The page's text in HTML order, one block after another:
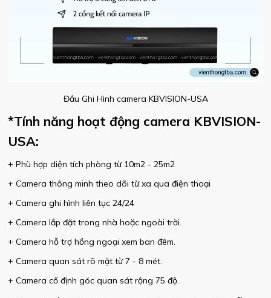
Đầu Ghi Hình camera KBVISION-USA
*Tính năng hoạt động camera KBVISION-
USA:
+ Phù hợp diện tích phòng từ 10m2 - 25m2
+ Camera thông minh theo dõi từ xa qua điện thoại
+ Camera ghi hình liên tục 24/24
+ Camera lắp đặt trong nhà hoặc ngoài trời.
+ Camera hỗ trợ hồng ngoại xem ban đêm.
+ Camera quan sát rõ mặt từ 7 - 8 mét.
+ Camera cố định góc quan sát rộng 75 độ.